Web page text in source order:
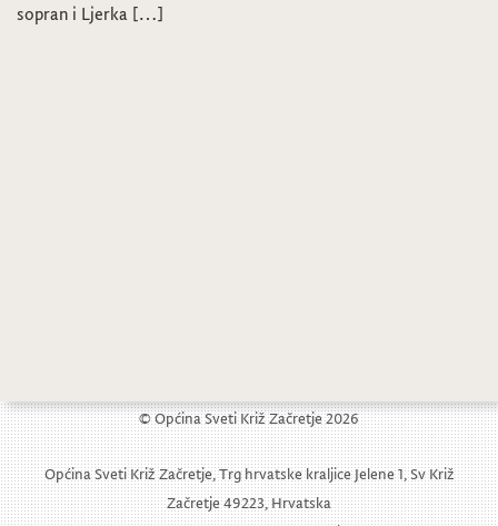
sopran i Ljerka […]
© Općina Sveti Križ Začretje 2026
Općina Sveti Križ Začretje, Trg hrvatske kraljice Jelene 1, Sv Križ
Začretje 49223, Hrvatska